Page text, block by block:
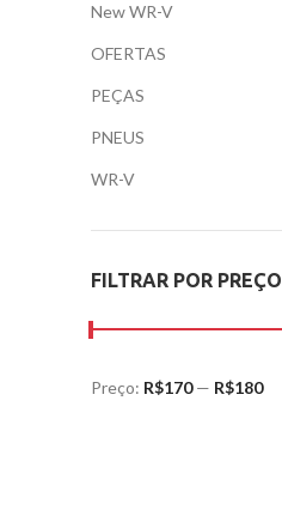
New WR-V
OFERTAS
PEÇAS
PNEUS
WR-V
FILTRAR POR PREÇO
Preço: R$170— R$180